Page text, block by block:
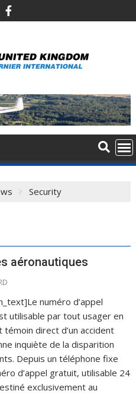
Security
aéronautiques
numéro d’appel
utilisable par tout usager en
direct d’un accident
inquiète de la disparition
Depuis un téléphone fixe
d’appel gratuit, utilisable 24
exclusivement au